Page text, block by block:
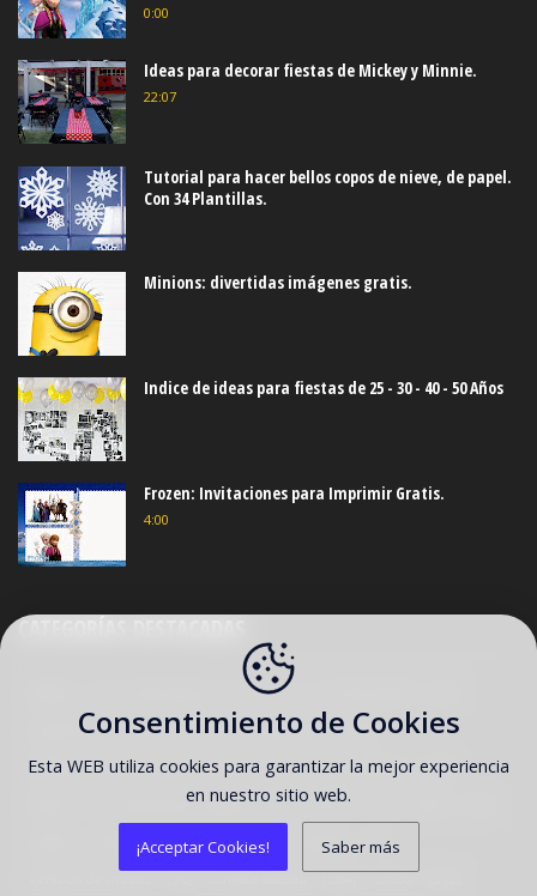
0:00
Ideas para decorar fiestas de Mickey y Minnie.
22:07
Tutorial para hacer bellos copos de nieve, de papel.
Con 34 Plantillas.
Minions: divertidas imágenes gratis.
Indice de ideas para fiestas de 25 - 30 - 40 - 50 Años
Frozen: Invitaciones para Imprimir Gratis.
4:00
CATEGORÍAS DESTACADAS
Marcadores de Copas
Soporte para Golosinas (28) actividades (445)
album de fotos (11) banderines (717) banderitas (166)
bolsas para regalos (97) bolso
calendario (258) carruajes (111)
(50) comida salada (264) conos
Consentimiento de Cookies
Esta WEB utiliza cookies para garantizar la mejor experiencia
en nuestro sitio web.
¡Acceptar Cookies! Saber más